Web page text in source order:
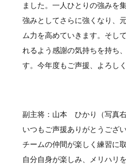
ました。一人ひとりの強みを
強みとしてさらに強くなり、
ム力を高めていきます。そし
れるよう感謝の気持ちを持ち
す。今年度もご声援、よろし
副主将：山本 ひかり（写真右
いつもご声援ありがとうござい
チームの仲間が楽しく練習に
自分自身が楽しみ、メリハリ